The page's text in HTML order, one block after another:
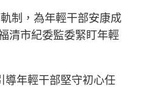
制，為年輕干部安康成
清市紀委監委緊盯年輕
導年輕干部堅守初心任